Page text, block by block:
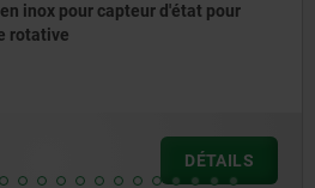
inox pour capteur d'état pour
rotative
DÉTAILS